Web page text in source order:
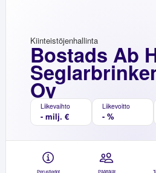
Bostads Ab
Oy
Kiinteistöjenhallinta
Liikevaihto
- milj. €
Liikevoitto
- %
Perustiedot Päättäjät